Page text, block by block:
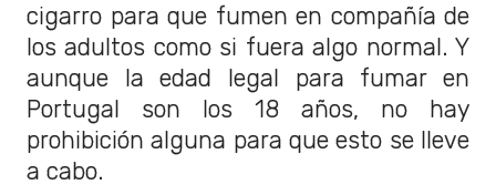
cigarro para que fumen en compañía de
los adultos como si fuera algo normal. Y
aunque la edad legal para fumar en
Portugal son los 18 años, no hay
prohibición alguna para que esto se lleve
a cabo.